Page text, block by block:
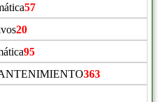
57
20
95
363